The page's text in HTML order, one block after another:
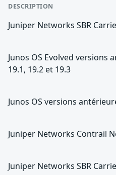
DESCRIPTION
Juniper Networks SBR
Junos OS Evolved versions
19.1, 19.2 et 19.3
Junos OS versions
Juniper Networks Contrail
Juniper Networks SBR